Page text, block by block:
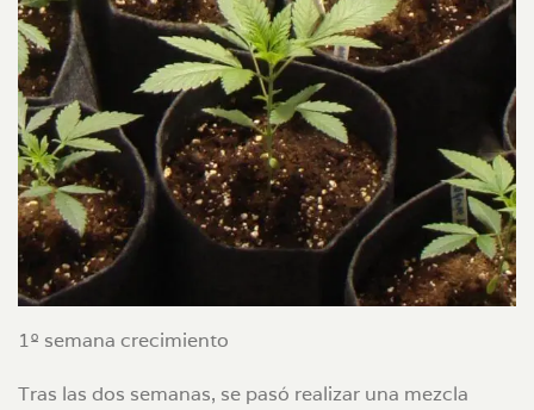
1º semana crecimiento
Tras las dos semanas, se pasó realizar una mezcla